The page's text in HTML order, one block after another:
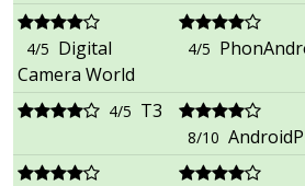
4/5 Digital
Camera World
4/5
4/5 T3
8/10